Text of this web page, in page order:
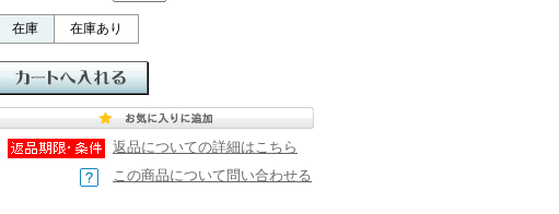
在庫 在庫あり
返品についての詳細はこちら
この商品について問い合わせる